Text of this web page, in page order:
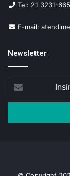
Tel: 21 3231-
E-mail:
Newsletter
seu
de